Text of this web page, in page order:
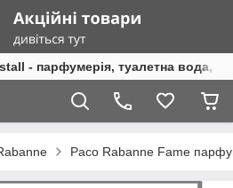
- парфумерія, туалетна вода,
Paco Rabanne Fame